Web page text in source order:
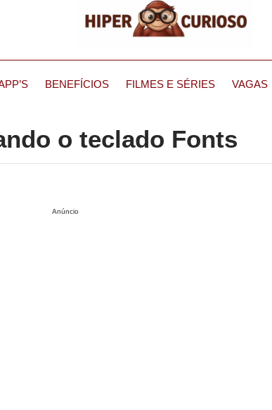
BENEFÍCIOS FILMES E SÉRIES VAGAS
o teclado Fonts
Anúncio